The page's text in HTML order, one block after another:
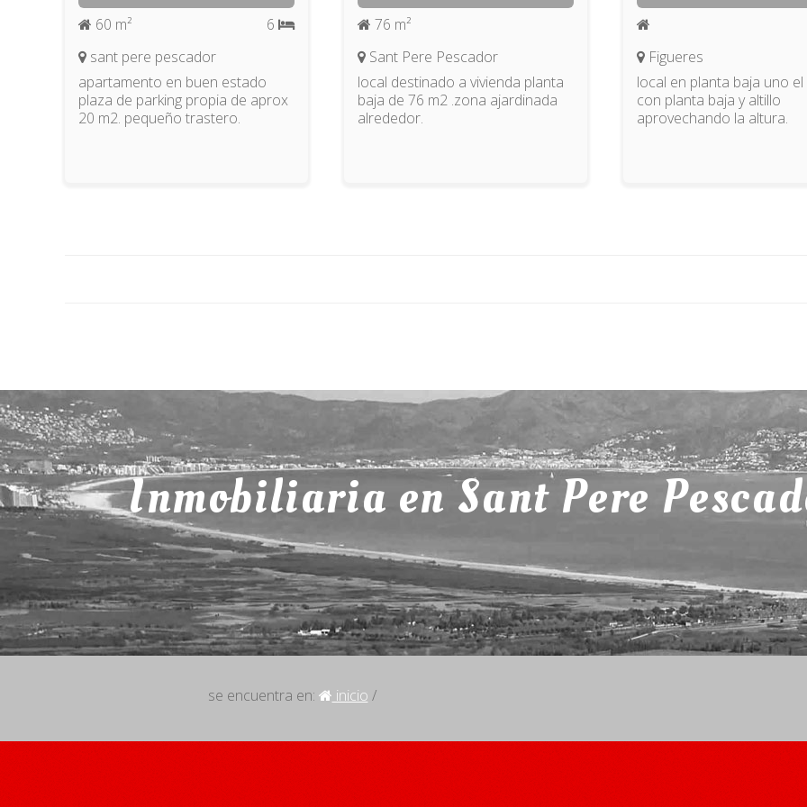
60 m²
6
sant pere pescador
apartamento en buen estado
plaza de parking propia de aprox
20 m2. pequeño trastero.
76 m²
Sant Pere Pescador
local destinado a vivienda planta
baja de 76 m2 .zona ajardinada
alrededor.
Figueres
local en planta baja uno
con planta baja y altillo
aprovechando la altura.
Inmobiliaria en Sant Pere
se encuentra en: inicio /